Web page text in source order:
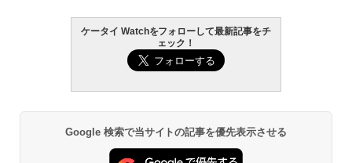
ケータイ Watchをフォローして最新記事をチ
ェック！
Google 検索で当サイトの記事を優先表示させる